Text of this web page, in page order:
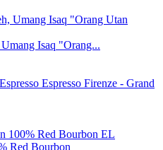
Isaq "Orang...
Espresso Firenze - Grand
EL
Red Bourbon